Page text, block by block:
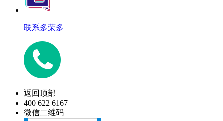
联系多荣多
返回顶部
400 622 6167
微信二维码